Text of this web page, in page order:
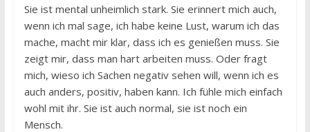
Sie ist mental unheimlich stark. Sie erinnert mich auch,
wenn ich mal sage, ich habe keine Lust, warum ich das
mache, macht mir klar, dass ich es genießen muss. Sie
zeigt mir, dass man hart arbeiten muss. Oder fragt
mich, wieso ich Sachen negativ sehen will, wenn ich es
auch anders, positiv, haben kann. Ich fühle mich einfach
wohl mit ihr. Sie ist auch normal, sie ist noch ein
Mensch.